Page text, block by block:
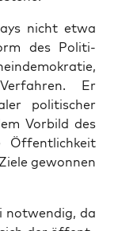
nicht etwa
des Poli­ti­
Er
poli­ti­scher
Vor­bild des
Öffent­lich­keit
gewon­nen
not­wen­dig, da